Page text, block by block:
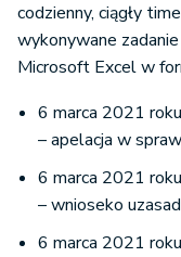
codzienny, ciągły
wykonywane
Microsoft Excel w
6 marca 2021
– apelacja w
6 marca 2021
– wnioseko
6 marca 2021